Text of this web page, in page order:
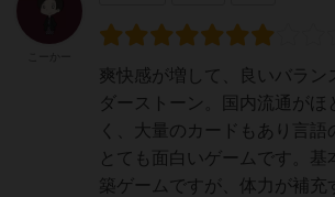
爽快感が増して、良いバラン
ダーストーン。国内流通がほ
く、大量のカードもあり言語
とても面白いゲームです。基
築ゲームですが、体力が補充